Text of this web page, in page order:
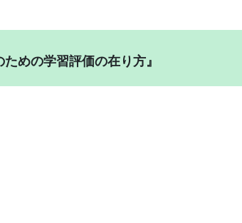
めの学習評価の在り方』